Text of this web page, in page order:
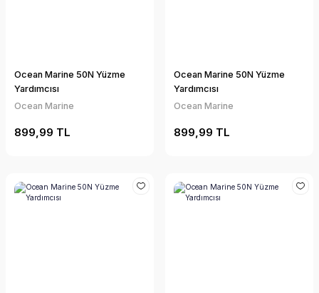
Ocean Marine 50N Yüzme
Yardımcısı
Ocean Marine
899,99 TL
Ocean Marine 50N Yüzme
Yardımcısı
Ocean Marine
899,99 TL